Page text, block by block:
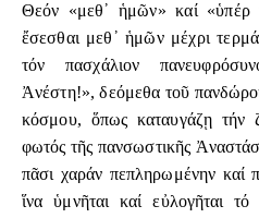
Θεόν «μεθ᾿ ἡμῶν» καί «ὑπέρ
ἔσεσθαι μεθ᾿ ἡμῶν μέχρι
τόν πασχάλιον
Ἀνέστη!», δεόμεθα τοῦ
κόσμου, ὅπως καταυγάζῃ τήν
φωτός τῆς πανσωστικῆς
πᾶσι χαράν πεπληρωμένην καί
ἵνα ὑμνῆται καί εὐλογῆται τό